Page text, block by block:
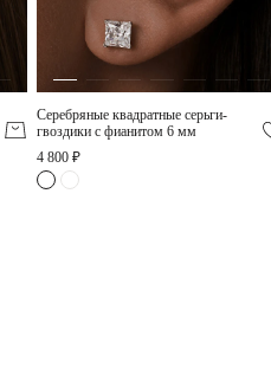
Cеребряные квадратные серьги-
гвоздики с фианитом 6 мм
4 800 ₽